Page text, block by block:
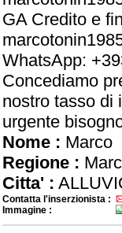
GA Credito e
WhatsApp:
Concediamo
nostro tasso di
urgente
Nome : Marco
Regione :
Citta' :
Contatta l'inserzionista :
Immagine :